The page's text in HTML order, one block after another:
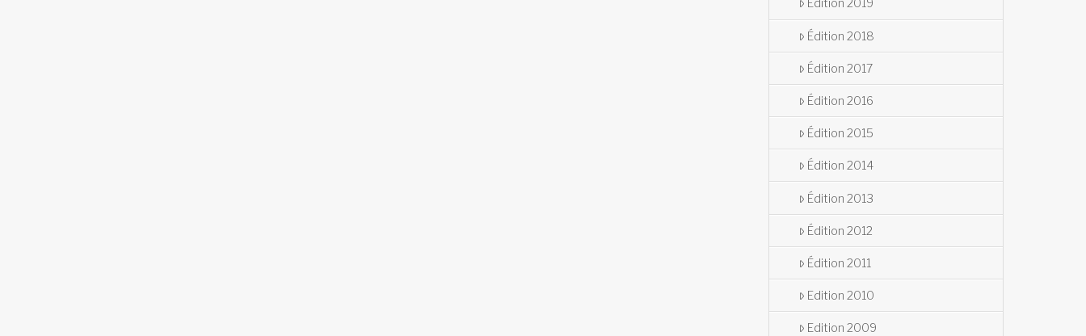
Edition 2019
Édition 2018
Édition 2017
Édition 2016
Édition 2015
Édition 2014
Édition 2013
Édition 2012
Édition 2011
Edition 2010
Edition 2009